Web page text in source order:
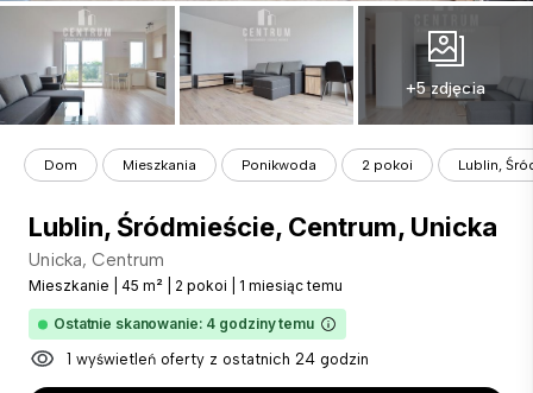
+5 zdjęcia
Dom Mieszkania Ponikwoda 2 pokoi Lublin,
Lublin, Śródmieście, Centrum, Unicka
Unicka, Centrum
Mieszkanie 45 m² 2 pokoi 1 miesiąc temu
Ostatnie skanowanie: 4 godziny temu
1 wyświetleń oferty z ostatnich 24 godzin